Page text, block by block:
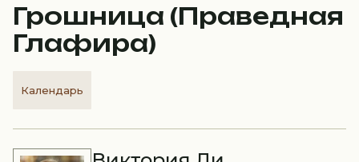
Грошница (Праведная
Глафира)
Календарь